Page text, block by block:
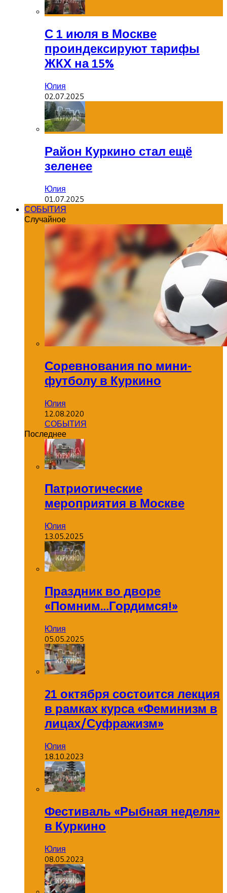
С 1 июля в Москве
проиндексируют тарифы
ЖКХ на 15%
Юлия
02.07.2025
Район Куркино стал ещё
зеленее
Юлия
01.07.2025
СОБЫТИЯ
Случайное
Соревнования по мини-
футболу в Куркино
Юлия
12.08.2020
СОБЫТИЯ
Последнее
Патриотические
мероприятия в Москве
Юлия
13.05.2025
Праздник во дворе
«Помним…Гордимся!»
Юлия
05.05.2025
21 октября состоится лекция
в рамках курса «Феминизм в
лицах/Суфражизм»
Юлия
18.10.2023
Фестиваль «Рыбная неделя»
в Куркино
Юлия
08.05.2023